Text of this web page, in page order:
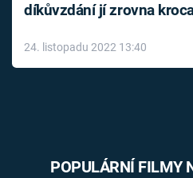
díkůvzdání jí zrovna
24. listopadu 2022 13:40
POPULÁRNÍ FILMY